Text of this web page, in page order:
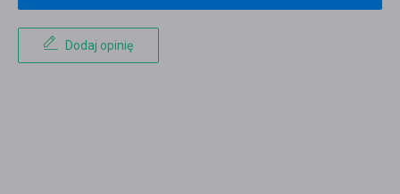
Dodaj opinię